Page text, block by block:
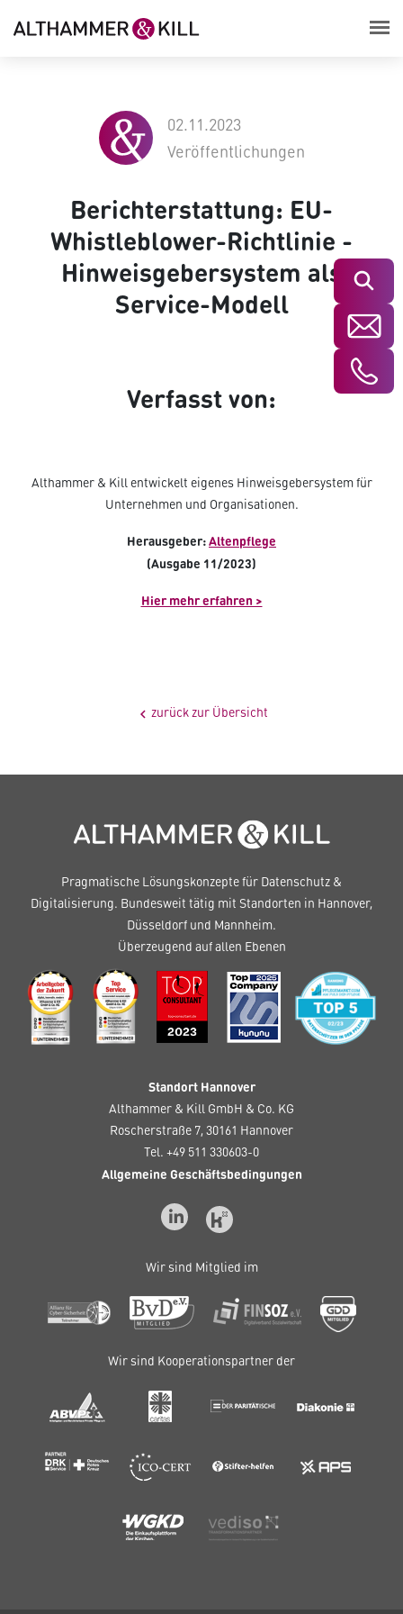
Suchen
02.11.2023
Veröffentlichungen
Berichterstattung: EU-
Whistleblower-Richtlinie -
Hinweisgebersystem als
Service-Modell
Verfasst von:
Althammer & Kill entwickelt eigenes Hinweisgebersystem für
Unternehmen und Organisationen.
Herausgeber:Altenpflege
(Ausgabe 11/2023)
Hier mehr erfahren >
chevron_left zurück zur Übersicht
Pragmatische Lösungskonzepte für Datenschutz &
Digitalisierung. Bundesweit tätig mit Standorten in Hannover,
Düsseldorf und Mannheim.
Überzeugend auf allen Ebenen
Standort Hannover
Althammer & Kill GmbH & Co. KG
Roscherstraße 7, 30161 Hannover
Tel. +49 511 330603-0
Allgemeine Geschäftsbedingungen
Wir sind Mitglied im
Wir sind Kooperationspartner der